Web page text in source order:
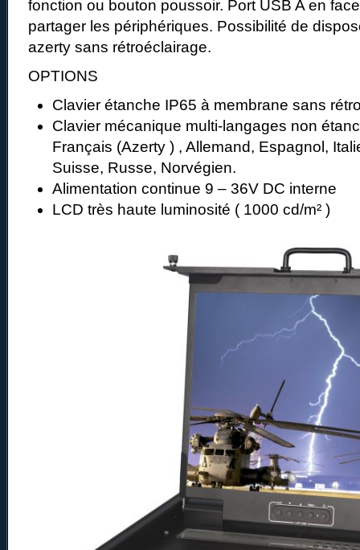
fonction ou bouton poussoir. Port USB A en
partager les périphériques. Possibilité de
azerty sans rétroéclairage.
OPTIONS
Clavier étanche IP65 à membrane sans
Clavier mécanique multi-langages non
Français (Azerty ) , Allemand, Espagnol,
Suisse, Russe, Norvégien.
Alimentation continue 9 – 36V DC interne
LCD très haute luminosité ( 1000 cd/m² )